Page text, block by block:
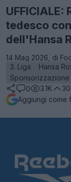
tedesco
dell'Hansa
14 Mag 2026, di
3. Liga
Hansa
Sponsorizzazione
0
3.1K 30
Aggiungi come